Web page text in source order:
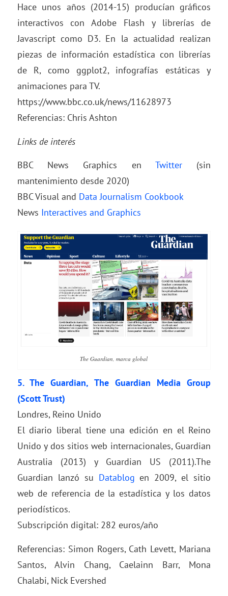
Hace unos años (2014-15) producían gráficos
interactivos con Adobe Flash y librerías de
Javascript como D3. En la actualidad realizan
piezas de información estadística con librerías
de R, como ggplot2, infografías estáticas y
animaciones para TV.
https://www.bbc.co.uk/news/11628973
Referencias: Chris Ashton
Links de interés
BBC News Graphics enTwitter (sin
mantenimiento desde 2020)
BBC Visual and Data Journalism Cookbook
News Interactives and Graphics
The Guardian, marca global
5. The Guardian, The Guardian Media Group
(Scott Trust)
Londres, Reino Unido
El diario liberal tiene una edición en el Reino
Unido y dos sitios web internacionales, Guardian
Australia (2013) y Guardian US (2011).The
Guardian lanzó su Datablog en 2009, el sitio
web de referencia de la estadística y los datos
periodísticos.
Subscripción digital: 282 euros/año
Referencias: Simon Rogers, Cath Levett, Mariana
Santos, Alvin Chang, Caelainn Barr, Mona
Chalabi, Nick Evershed